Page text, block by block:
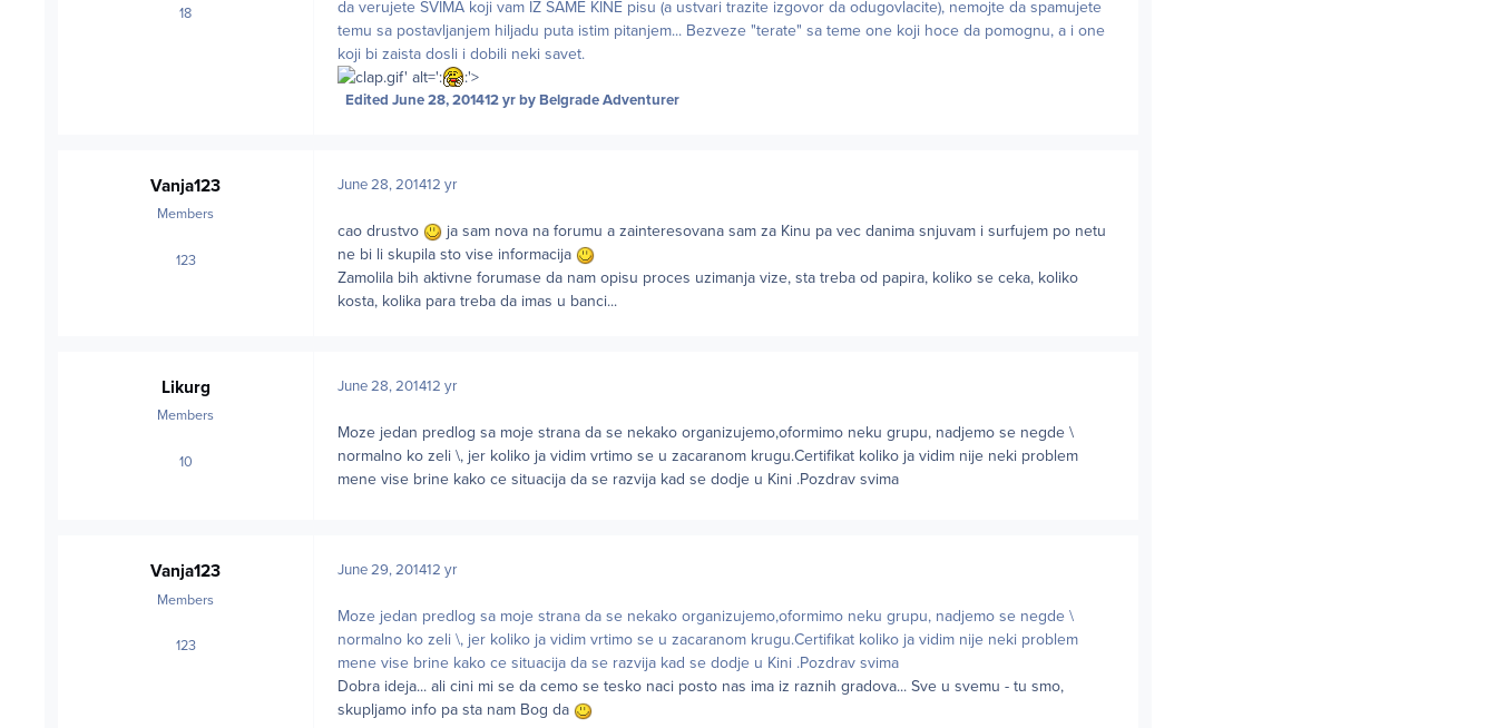
18posts
da verujete SVIMA koji vam IZ SAME KINE pisu (a ustvari trazite izgovor da odugovlacite), nemojte da spamujete
temu sa postavljanjem hiljadu puta istim pitanjem... Bezveze "terate" sa teme one koji hoce da pomognu, a i one
koji bi zaista dosli i dobili neki savet.
.gif' alt=':
:'>
Edited June 28, 201412 yrby Belgrade Adventurer
Vanja123
Members
123posts
June 28, 201412 yr
cao drustvo
ja sam nova na forumu a zainteresovana sam za Kinu pa vec danima snjuvam i surfujem po netu
ne bi li skupila sto vise informacija
Zamolila bih aktivne forumase da nam opisu proces uzimanja vize, sta treba od papira, koliko se ceka, koliko
kosta, kolika para treba da imas u banci...
Likurg
Members
10posts
June 28, 201412 yr
Moze jedan predlog sa moje strana da se nekako organizujemo,oformimo neku grupu, nadjemo se negde \
normalno ko zeli \, jer koliko ja vidim vrtimo se u zacaranom krugu.Certifikat koliko ja vidim nije neki problem
mene vise brine kako ce situacija da se razvija kad se dodje u Kini .Pozdrav svima
Vanja123
Members
123posts
June 29, 201412 yr
Moze jedan predlog sa moje strana da se nekako organizujemo,oformimo neku grupu, nadjemo se negde \
normalno ko zeli \, jer koliko ja vidim vrtimo se u zacaranom krugu.Certifikat koliko ja vidim nije neki problem
mene vise brine kako ce situacija da se razvija kad se dodje u Kini .Pozdrav svima
Dobra ideja... ali cini mi se da cemo se tesko naci posto nas ima iz raznih gradova... Sve u svemu - tu smo,
skupljamo info pa sta nam Bog da